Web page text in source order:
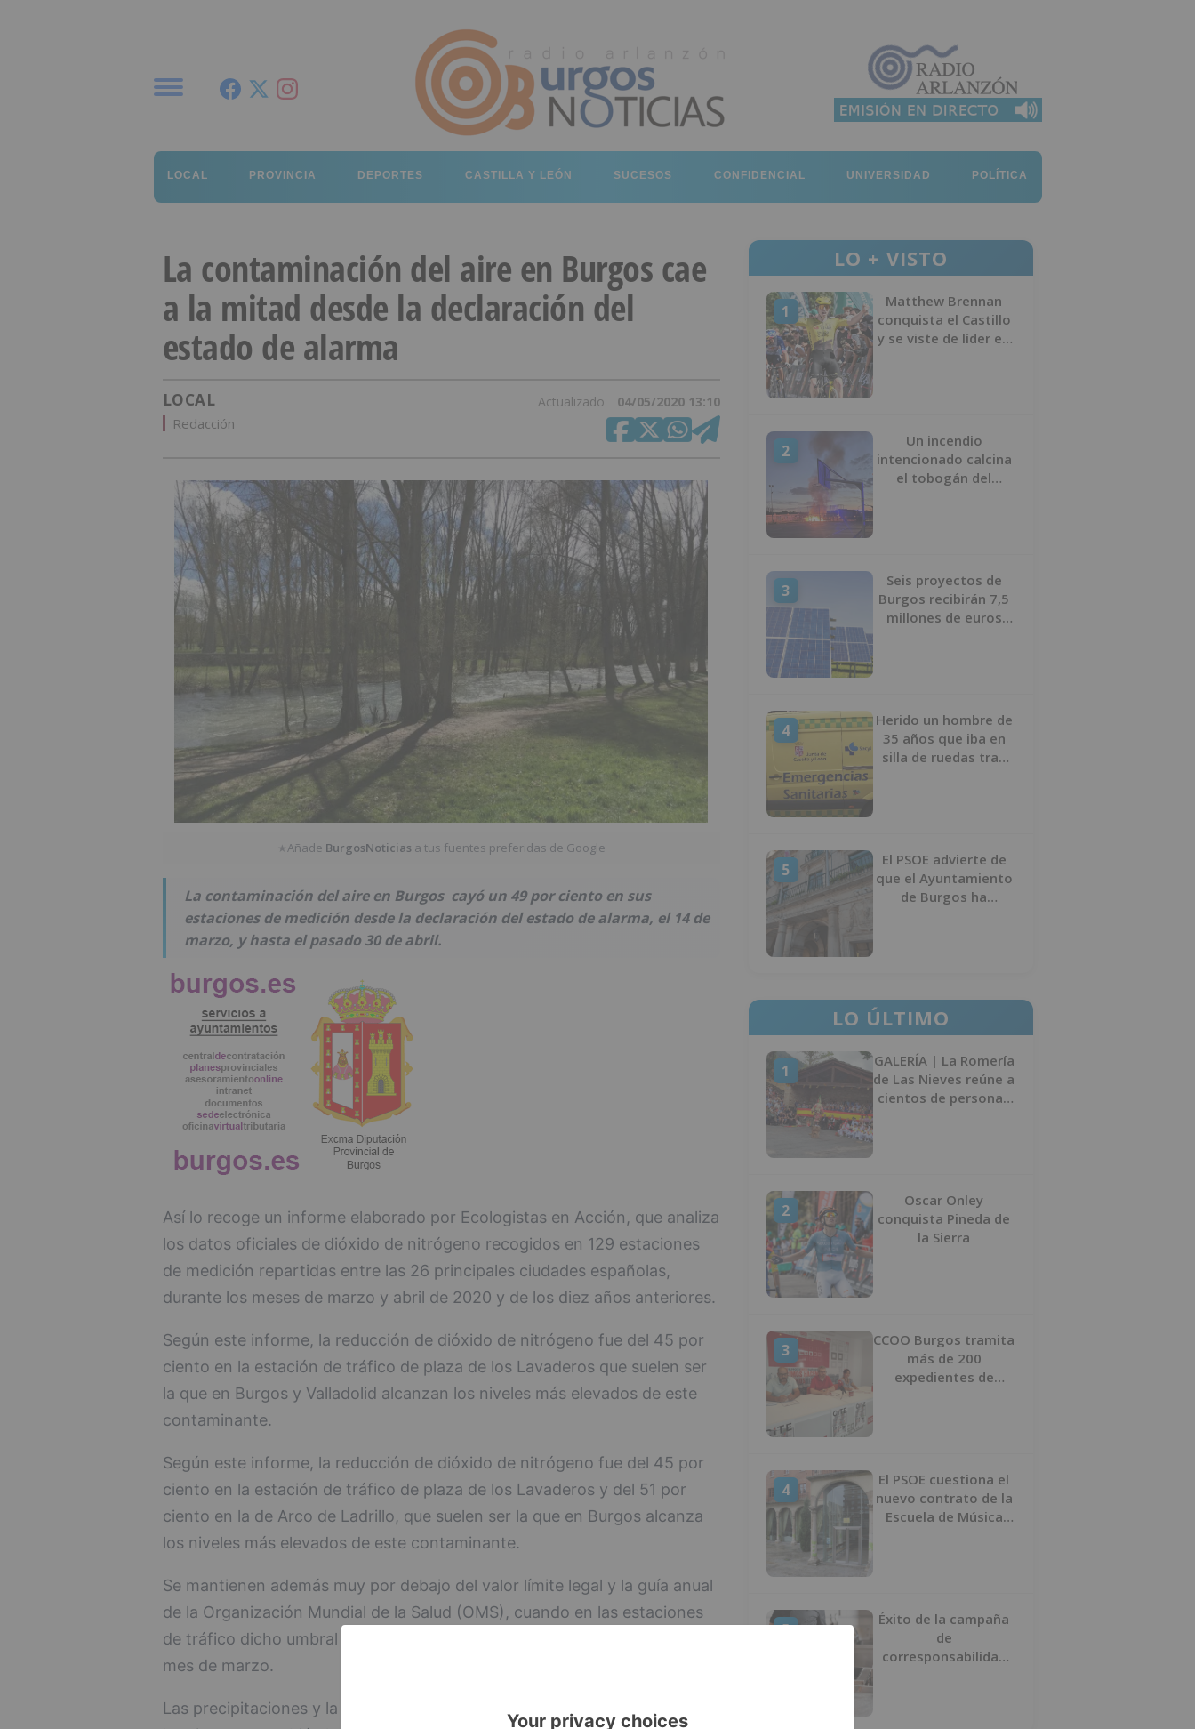
LOCAL PROVINCIA DEPORTES CASTILLA Y LEÓN SUCESOS CONFIDENCIAL UNIVERSIDAD POLÍTICA
La contaminación del aire en Burgos cae
a la mitad desde la declaración del
estado de alarma
LOCAL Actualizado 04/05/2020 13:10
Redacción
★Añade BurgosNoticias a tus fuentes preferidas de Google
La contaminación del aire en Burgos cayó un 49 por ciento en sus
estaciones de medición desde la declaración del estado de alarma, el 14 de
marzo, y hasta el pasado 30 de abril.
Así lo recoge un informe elaborado por Ecologistas en Acción, que analiza
los datos oficiales de dióxido de nitrógeno recogidos en 129 estaciones
de medición repartidas entre las 26 principales ciudades españolas,
durante los meses de marzo y abril de 2020 y de los diez años anteriores.
Según este informe, la reducción de dióxido de nitrógeno fue del 45 por
ciento en la estación de tráfico de plaza de los Lavaderos que suelen ser
la que en Burgos y Valladolid alcanzan los niveles más elevados de este
contaminante.
Según este informe, la reducción de dióxido de nitrógeno fue del 45 por
ciento en la estación de tráfico de plaza de los Lavaderos y del 51 por
ciento en la de Arco de Ladrillo, que suelen ser la que en Burgos alcanza
los niveles más elevados de este contaminante.
Se mantienen además muy por debajo del valor límite legal y la guía anual
de la Organización Mundial de la Salud (OMS), cuando en las estaciones
de tráfico dicho umbral se supera frecuentemente, especialmente en el
mes de marzo.
Las precipitaciones y la inestabilidad atmosférica predominantes durante
LO + VISTO
1
Matthew Brennan
conquista el Castillo
y se viste de líder en
2
Un incendio
intencionado calcina
el tobogán del
3
Seis proyectos de
Burgos recibirán 7,5
millones de euros
4
Herido un hombre de
35 años que iba en
silla de ruedas tras
5
El PSOE advierte de
que el Ayuntamiento
de Burgos ha
LO ÚLTIMO
1
GALERÍA | La Romería
de Las Nieves reúne a
cientos de personas
2
Oscar Onley
conquista Pineda de
la Sierra
3
CCOO Burgos tramita
más de 200
expedientes de
4
El PSOE cuestiona el
nuevo contrato de la
Escuela de Música
5
Éxito de la campaña
de
corresponsabilidad